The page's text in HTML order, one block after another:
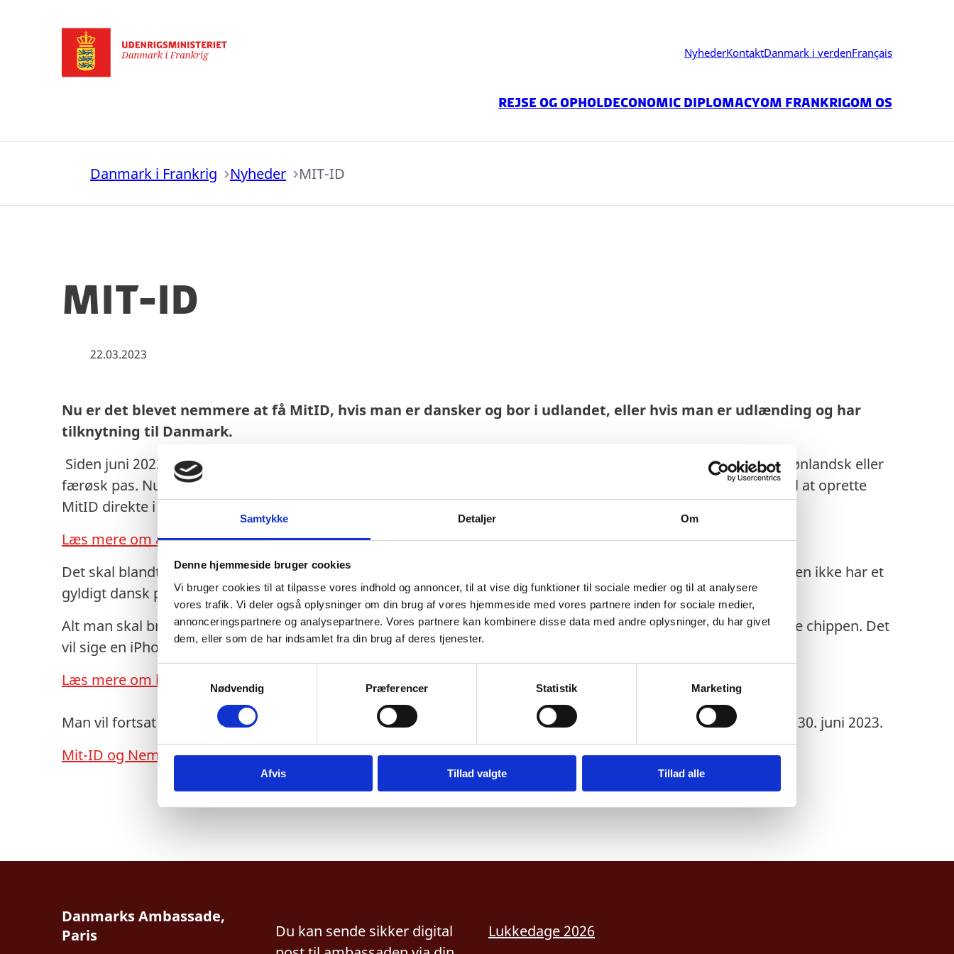
Samtykke Detaljer Om
Denne hjemmeside bruger cookies
Vi bruger cookies til at tilpasse vores indhold og annoncer, til at vise dig funktioner til sociale medier og til at analysere
vores trafik. Vi deler også oplysninger om din brug af vores hjemmeside med vores partnere inden for sociale medier,
annonceringspartnere og analysepartnere. Vores partnere kan kombinere disse data med andre oplysninger, du har givet
dem, eller som de har indsamlet fra din brug af deres tjenester.
a
k
v
g
Nødvendig Præferencer Statistik Marketing
Afvis Tillad valgte Tillad alle
NyhederKontaktDanmark i verdenFrançais
Rejse og opholdEconomic DiplomacyOm FrankrigOm os
Danmark i Frankrig Nyheder MIT-ID
MIT-ID
22.03.2023
Nu er det blevet nemmere at få MitID, hvis man er dansker og bor i udlandet, eller hvis man er udlænding og har
tilknytning til Danmark.
Siden juni 2022 har det været muligt at oprette MitID direkte i MitID appen, hvis man havde et gyldigt dansk, grønlandsk eller
færøsk pas. Nu er der kommet en opdatering, så man også kan bruge udenlandske pas eller ID-kort med chip til at oprette
MitID direkte i appen.
Læs mere om at få MitID her.
Det skal blandt andet gøre det nemmere at oprette MitID, hvis man er bosat i udlandet og har brug for MitID, men ikke har et
gyldigt dansk pas.
Alt man skal bruge er et gyldigt pas/ID-kort, der er udstyret med en chip og adgang til en telefon, der kan scanne chippen. Det
vil sige en iPhone 7 og opefter eller en nyere Android-telefon.
Læs mere om krav til pas/ID-kort her.
Man vil fortsat kunne benytte NemID til alle offentlige selvbetjeningsløsninger, indtil NemID lukker endeligt den 30. juni 2023.
Mit-ID og NemID - læs mere her
Danmarks Ambassade,
Paris
Du kan sende sikker digital
Lukkedage 2026